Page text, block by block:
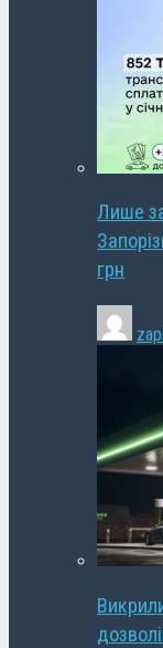
Лише
грн